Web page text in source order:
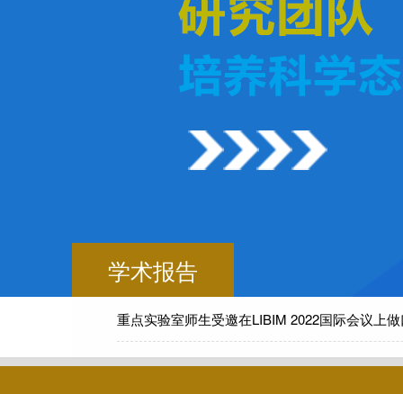
学术报告
重点实验室师生受邀在LIBIM 2022国际会议上